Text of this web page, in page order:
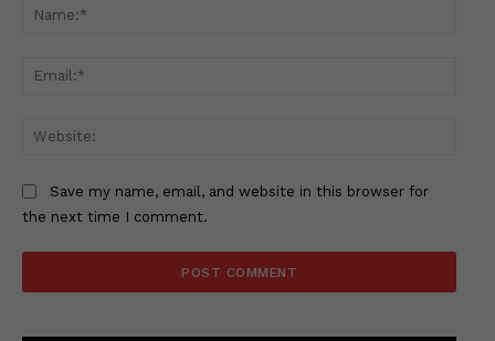
Save my name, email, and website in this browser for
the next time I comment.